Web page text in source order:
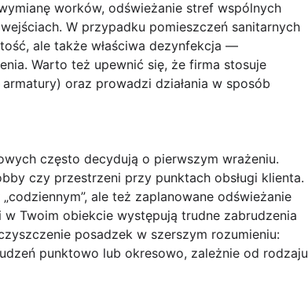
worków, odświeżanie stref wspólnych
W przypadku pomieszczeń sanitarnych
ale także właściwa dezynfekcja —
Warto też upewnić się, że firma stosuje
oraz prowadzi działania w sposób
często decydują o pierwszym wrażeniu.
czy przestrzeni przy punktach obsługi klienta.
ale też zaplanowane odświeżanie
Twoim obiekcie występują trudne zabrudzenia
posadzek w szerszym rozumieniu:
punktowo lub okresowo, zależnie od rodzaju